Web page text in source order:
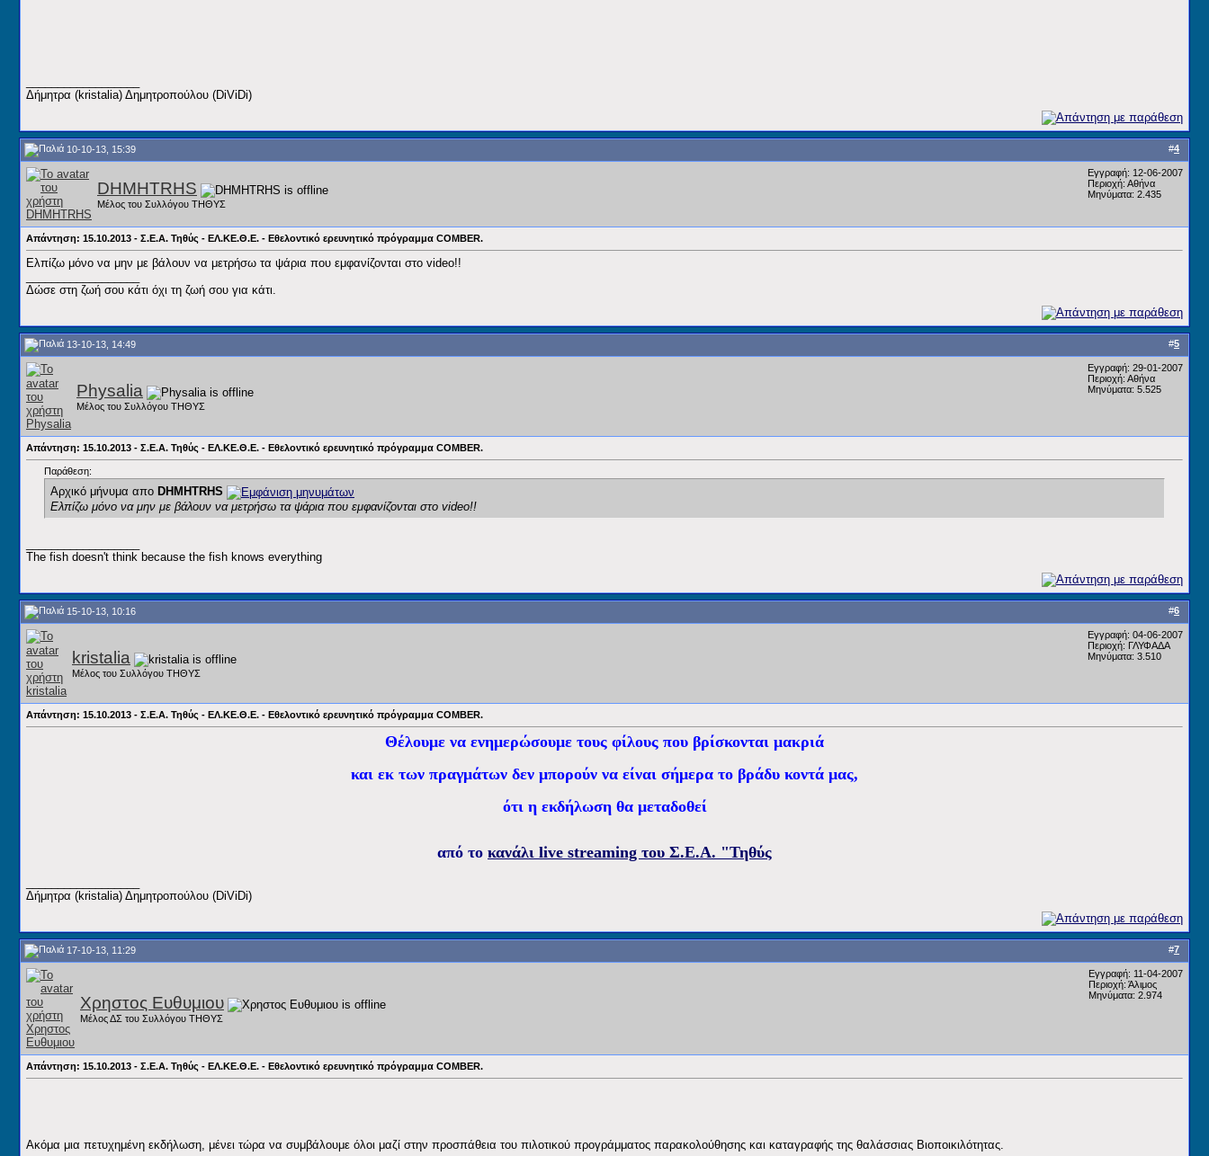
Δήμητρα (kristalia) Δημητροπούλου (DiViDi)
#4
10-10-13, 15:39
DHMHTRHS
Μέλος του Συλλόγου ΤΗΘΥΣ
Εγγραφή: 12-06-2007
Περιοχή: Αθήνα
Μηνύματα: 2.435
Απάντηση: 15.10.2013 - Σ.Ε.Α. Τηθύς - ΕΛ.ΚΕ.Θ.Ε. - Εθελοντικό ερευνητικό πρόγραμμα COMBER.
Ελπίζω μόνο να μην με βάλουν να μετρήσω τα ψάρια που εμφανίζονται στο video!!
Δώσε στη ζωή σου κάτι όχι τη ζωή σου για κάτι.
#5
13-10-13, 14:49
Physalia
Μέλος του Συλλόγου ΤΗΘΥΣ
Εγγραφή: 29-01-2007
Περιοχή: Αθήνα
Μηνύματα: 5.525
Απάντηση: 15.10.2013 - Σ.Ε.Α. Τηθύς - ΕΛ.ΚΕ.Θ.Ε. - Εθελοντικό ερευνητικό πρόγραμμα COMBER.
Παράθεση:
Αρχικό μήνυμα απο DHMHTRHS
Ελπίζω μόνο να μην με βάλουν να μετρήσω τα ψάρια που εμφανίζονται στο video!!
The fish doesn't think because the fish knows everything
#6
15-10-13, 10:16
kristalia
Μέλος του Συλλόγου ΤΗΘΥΣ
Εγγραφή: 04-06-2007
Περιοχή: ΓΛΥΦΑΔΑ
Μηνύματα: 3.510
Απάντηση: 15.10.2013 - Σ.Ε.Α. Τηθύς - ΕΛ.ΚΕ.Θ.Ε. - Εθελοντικό ερευνητικό πρόγραμμα COMBER.
Θέλουμε να ενημερώσουμε τους φίλους που βρίσκονται μακριά
και εκ των πραγμάτων δεν μπορούν να είναι σήμερα το βράδυ κοντά μας,
ότι η εκδήλωση θα μεταδοθεί
από το κανάλι live streaming του Σ.Ε.Α. "Τηθύς
Δήμητρα (kristalia) Δημητροπούλου (DiViDi)
#7
17-10-13, 11:29
Χρηστος Ευθυμιου
Μέλος ΔΣ του Συλλόγου ΤΗΘΥΣ
Εγγραφή: 11-04-2007
Περιοχή: Άλιμος
Μηνύματα: 2.974
Απάντηση: 15.10.2013 - Σ.Ε.Α. Τηθύς - ΕΛ.ΚΕ.Θ.Ε. - Εθελοντικό ερευνητικό πρόγραμμα COMBER.
Ακόμα μια πετυχημένη εκδήλωση, μένει τώρα να συμβάλουμε όλοι μαζί στην προσπάθεια του πιλοτικού προγράμματος παρακολούθησης και καταγραφής της θαλάσσιας Βιοποικιλότητας.